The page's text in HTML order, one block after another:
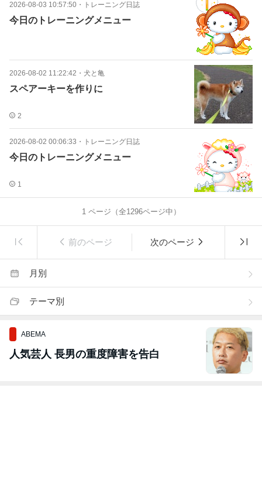
2026-08-03 10:57:50 ・ トレーニング日誌
今日のトレーニングメニュー
2026-08-02 11:22:42 ・ 犬と亀
スペアーキーを作りに
2
2026-08-02 00:06:33 ・ トレーニング日誌
今日のトレーニングメニュー
1
1ページ（全1296ページ中）
前のページ 次のページ
月別
テーマ別
ABEMA
人気芸人 長男の重度障害を告白